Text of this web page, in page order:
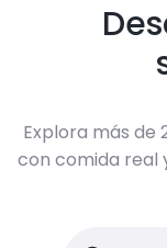
Explora más de
con comida real